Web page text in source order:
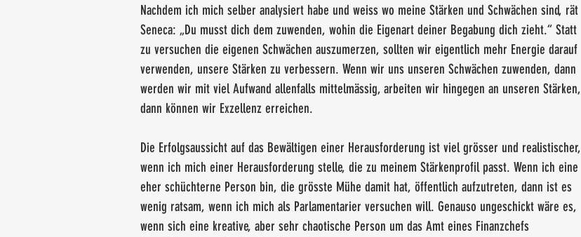
Nachdem ich mich selber analysiert habe und weiss wo meine Stärken und Schwächen sind, rät
Seneca: „Du musst dich dem zuwenden, wohin die Eigenart deiner Begabung dich zieht.“ Statt
zu versuchen die eigenen Schwächen auszumerzen, sollten wir eigentlich mehr Energie darauf
verwenden, unsere Stärken zu verbessern. Wenn wir uns unseren Schwächen zuwenden, dann
werden wir mit viel Aufwand allenfalls mittelmässig, arbeiten wir hingegen an unseren Stärken,
dann können wir Exzellenz erreichen.
Die Erfolgsaussicht auf das Bewältigen einer Herausforderung ist viel grösser und realistischer,
wenn ich mich einer Herausforderung stelle, die zu meinem Stärkenprofil passt. Wenn ich eine
eher schüchterne Person bin, die grösste Mühe damit hat, öffentlich aufzutreten, dann ist es
wenig ratsam, wenn ich mich als Parlamentarier versuchen will. Genauso ungeschickt wäre es,
wenn sich eine kreative, aber sehr chaotische Person um das Amt eines Finanzchefs